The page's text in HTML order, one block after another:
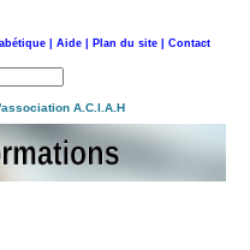
| Aide | Plan du site | Contact
A.C.I.A.H